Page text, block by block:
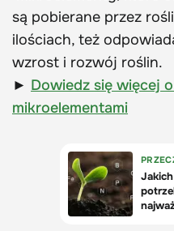
są pobierane przez
ilościach, też
wzrost i rozwój roślin.
► Dowiedz się więcej
mikroelementami